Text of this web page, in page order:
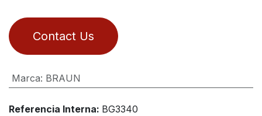
Contact Us
Marca: BRAUN
Referencia Interna: BG3340